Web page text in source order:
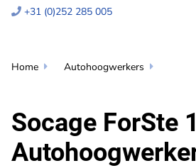
 +31 (0)252 285 005
Home  Autohoogwerkers 
Socage ForSte